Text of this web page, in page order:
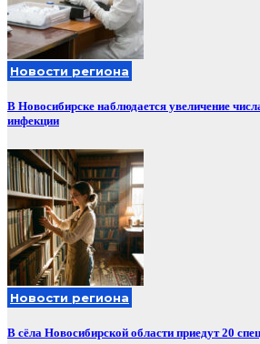
Новости региона
В Новосибирске наблюдается увеличение
инфекции
Новости региона
В сёла Новосибирской области приедут 20